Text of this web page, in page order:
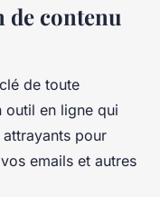
de contenu
de toute
outil en ligne qui
pour
emails et autres